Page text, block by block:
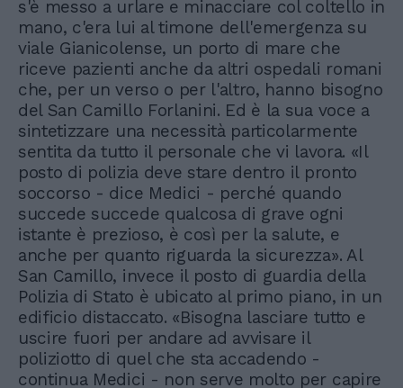
s'è messo a urlare e minacciare col coltello in
mano, c'era lui al timone dell'emergenza su
viale Gianicolense, un porto di mare che
riceve pazienti anche da altri ospedali romani
che, per un verso o per l'altro, hanno bisogno
del San Camillo Forlanini. Ed è la sua voce a
sintetizzare una necessità particolarmente
sentita da tutto il personale che vi lavora. «Il
posto di polizia deve stare dentro il pronto
soccorso - dice Medici - perché quando
succede succede qualcosa di grave ogni
istante è prezioso, è così per la salute, e
anche per quanto riguarda la sicurezza». Al
San Camillo, invece il posto di guardia della
Polizia di Stato è ubicato al primo piano, in un
edificio distaccato. «Bisogna lasciare tutto e
uscire fuori per andare ad avvisare il
poliziotto di quel che sta accadendo -
continua Medici - non serve molto per capire